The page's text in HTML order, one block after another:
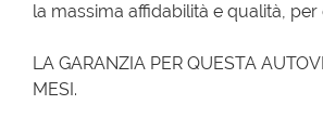
la massima affidabilità e qualità,
LA GARANZIA PER QUESTA
MESI.